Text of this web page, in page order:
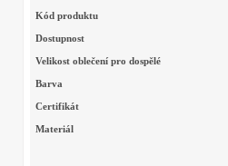
Kód produktu
Dostupnost
Velikost oblečení pro dospělé
Barva
Certifikát
Materiál